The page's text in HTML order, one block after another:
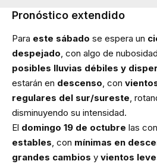
Pronóstico extendido
Para este sábado se espera un
despejado, con algo de
posibles lluvias débiles y
estarán en descenso, con
regulares del sur/sureste,
disminuyendo su intensidad.
El domingo 19 de octubre las
estables, con mínimas en
grandes cambios y vientos